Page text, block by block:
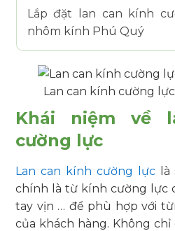
Lắp đặt lan can kính
nhôm kính Phú Quý
Lan can kính cường
Khái niệm về
cường lực
Lan can kính cường lựclà
chính là từ kính cường lực
tay vịn … để phù hợp với
của khách hàng. Không